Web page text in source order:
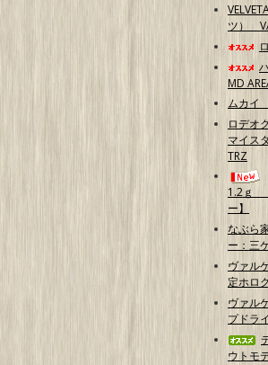
ツ）
MD
ムカイ
ロデオ
マイス
TRZ
1.2ｇ
ー】
なぶら
ー：三
ヴァル
定ホロ
ヴァル
プドラ
ウトモ